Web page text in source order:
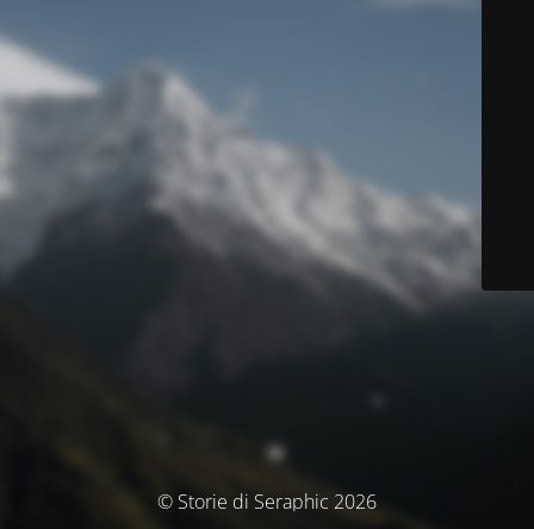
© Storie di Seraphic 2026